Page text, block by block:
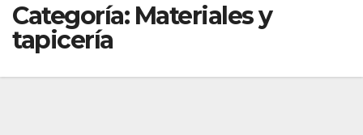
Categoría: Materiales y
tapicería